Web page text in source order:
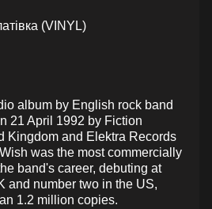
(VINYL)
album by English rock band
21 April 1992 by Fiction
Kingdom and Elektra Records
was the most commercially
band's career, debuting at
and number two in the US,
1.2 million copies.